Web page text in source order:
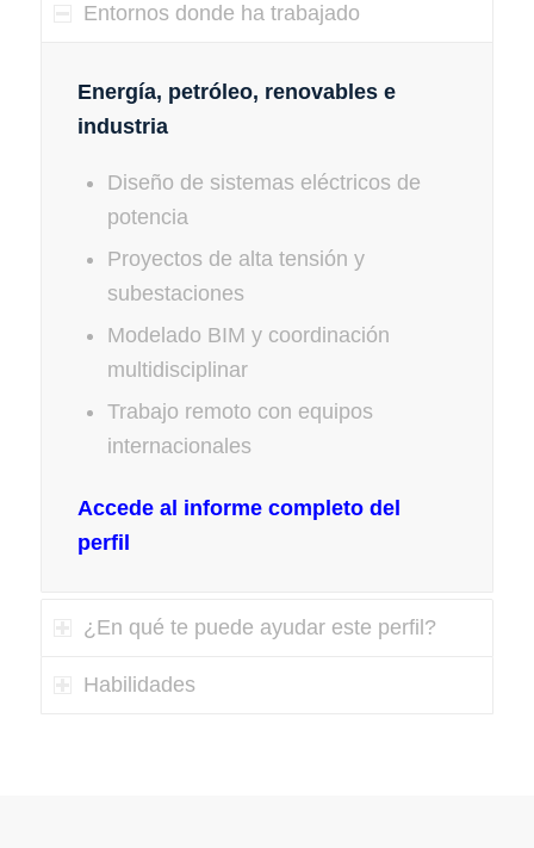
Entornos donde ha trabajado
Energía, petróleo, renovables e
industria
Diseño de sistemas eléctricos de
potencia
Proyectos de alta tensión y
subestaciones
Modelado BIM y coordinación
multidisciplinar
Trabajo remoto con equipos
internacionales
Accede al informe completo del
perfil
¿En qué te puede ayudar este perfil?
Habilidades